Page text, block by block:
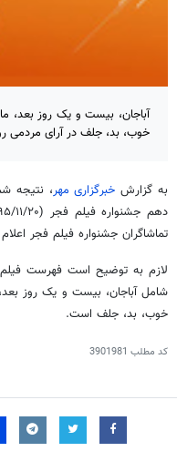
آباجان، بیست و یک روز بعد،
خوب، بد، جلف در آرای مردمی
به گزارش خبرگزاری مهر، نتیجه
تماشاگران جشنواره فیلم فجر
لازم به توضیح است فهرست
شامل آباجان، بیست و یک روز
خوب، بد، جلف است.
کد مطلب 3901981